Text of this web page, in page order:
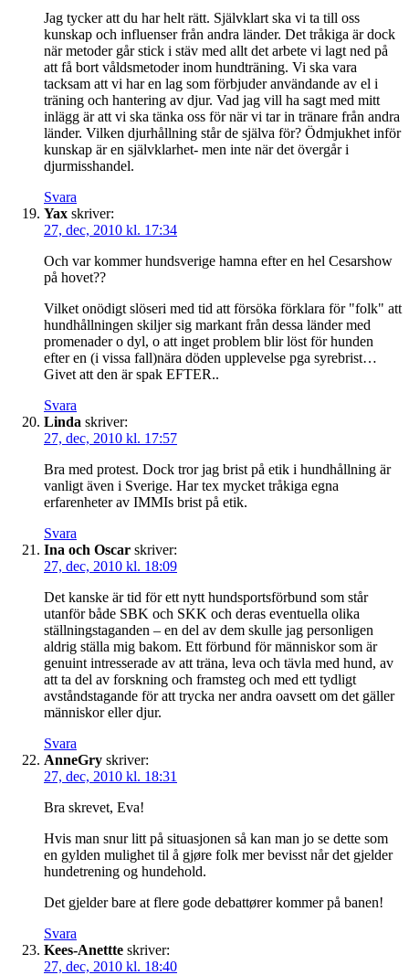
Jag tycker att du har helt rätt. Självklart ska vi ta till oss
kunskap och influenser från andra länder. Det tråkiga är dock
när metoder går stick i stäv med allt det arbete vi lagt ned på
att få bort våldsmetoder inom hundträning. Vi ska vara
tacksam att vi har en lag som förbjuder användande av el i
träning och hantering av djur. Vad jag vill ha sagt med mitt
inlägg är att vi ska tänka oss för när vi tar in tränare från andra
länder. Vilken djurhållning står de själva för? Ödmjukhet inför
kunskap är en självklarhet- men inte när det övergår i
djurmisshandel.
Svara
Yax skriver:
27, dec, 2010 kl. 17:34
Och var kommer hundsverige hamna efter en hel Cesarshow
på hovet??
Vilket onödigt slöseri med tid att försöka förklara för "folk" att
hundhållningen skiljer sig markant från dessa länder med
promenader o dyl, o att inget problem blir löst för hunden
efter en (i vissa fall)nära döden upplevelse pga syrebrist…
Givet att den är spak EFTER..
Svara
Linda skriver:
27, dec, 2010 kl. 17:57
Bra med protest. Dock tror jag brist på etik i hundhållning är
vanligt även i Sverige. Har tex mycket tråkiga egna
erfarenheter av IMMIs brist på etik.
Svara
Ina och Oscar skriver:
27, dec, 2010 kl. 18:09
Det kanske är tid för ett nytt hundsportsförbund som står
utanför både SBK och SKK och deras eventuella olika
ställningstaganden – en del av dem skulle jag personligen
aldrig ställa mig bakom. Ett förbund för människor som är
genuint intresserade av att träna, leva och tävla med hund, av
att ta del av forskning och framsteg och med ett tydligt
avståndstagande för att trycka ner andra oavsett om det gäller
människor eller djur.
Svara
AnneGry skriver:
27, dec, 2010 kl. 18:31
Bra skrevet, Eva!
Hvis man snur litt på situasjonen så kan man jo se dette som
en gylden mulighet til å gjøre folk mer bevisst når det gjelder
hundetrening og hundehold.
Det gjelder bare at flere gode debattører kommer på banen!
Svara
Kees-Anettte skriver:
27, dec, 2010 kl. 18:40